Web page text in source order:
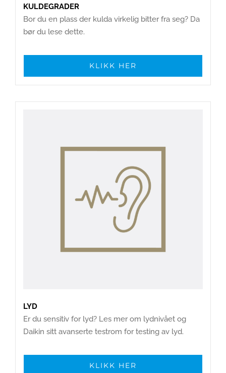
KULDEGRADER
Bor du en plass der kulda virkelig bitter fra seg? Da
bør du lese dette.
KLIKK HER
LYD
Er du sensitiv for lyd? Les mer om lydnivået og
Daikin sitt avanserte testrom for testing av lyd.
KLIKK HER